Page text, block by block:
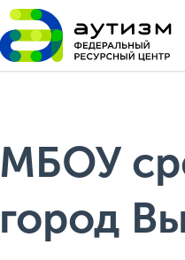
МБОУ
город